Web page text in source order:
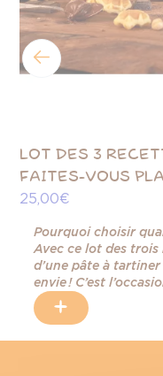
LOT DES 3
FAITES-VOUS
25,00 €
Pourquoi choisir
Avec ce lot des
d’une pâte à
envie ! C’est
+